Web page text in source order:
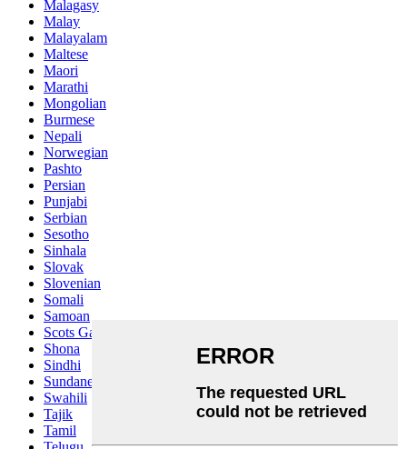
Malagasy
Malay
Malayalam
Maltese
Maori
Marathi
Mongolian
Burmese
Nepali
Norwegian
Pashto
Persian
Punjabi
Serbian
Sesotho
Sinhala
Slovak
Slovenian
Somali
Samoan
Scots Gaelic
Shona
Sindhi
Sundanese
Swahili
Tajik
Tamil